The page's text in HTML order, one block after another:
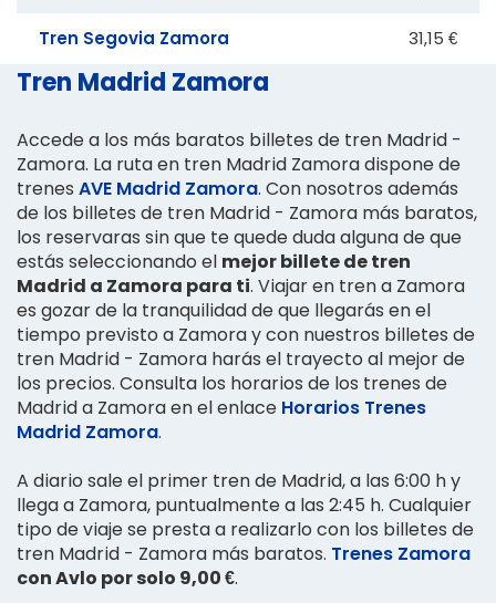
Tren Segovia Zamora 31,15 €
Tren Madrid Zamora
Accede a los más baratos billetes de tren Madrid -
Zamora. La ruta en tren Madrid Zamora dispone de
trenes AVE Madrid Zamora. Con nosotros además
de los billetes de tren Madrid - Zamora más baratos,
los reservaras sin que te quede duda alguna de que
estás seleccionando el mejor billete de tren
Madrid a Zamora para ti. Viajar en tren a Zamora
es gozar de la tranquilidad de que llegarás en el
tiempo previsto a Zamora y con nuestros billetes de
tren Madrid - Zamora harás el trayecto al mejor de
los precios. Consulta los horarios de los trenes de
Madrid a Zamora en el enlace Horarios Trenes
Madrid Zamora.
A diario sale el primer tren de Madrid, a las 6:00 h y
llega a Zamora, puntualmente a las 2:45 h. Cualquier
tipo de viaje se presta a realizarlo con los billetes de
tren Madrid - Zamora más baratos. Trenes Zamora
con Avlo por solo 9,00 €.